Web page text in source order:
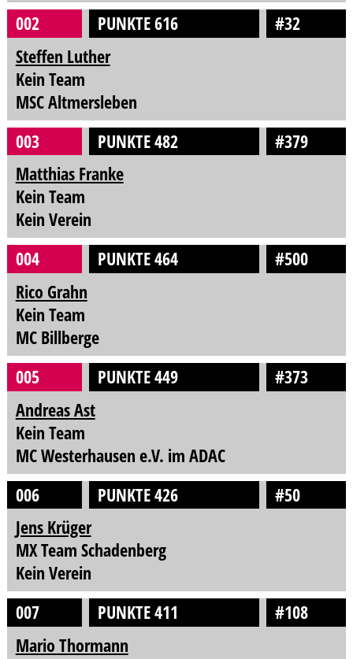
002
PUNKTE 616
#32
Steffen Luther
Kein Team
MSC Altmersleben
003
PUNKTE 482
#379
Matthias Franke
Kein Team
Kein Verein
004
PUNKTE 464
#500
Rico Grahn
Kein Team
MC Billberge
005
PUNKTE 449
#373
Andreas Ast
Kein Team
MC Westerhausen e.V. im ADAC
006
PUNKTE 426
#50
Jens Krüger
MX Team Schadenberg
Kein Verein
007
PUNKTE 411
#108
Mario Thormann